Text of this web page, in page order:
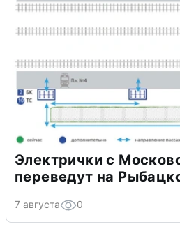
Электрички с
переведут на
7 августа 0